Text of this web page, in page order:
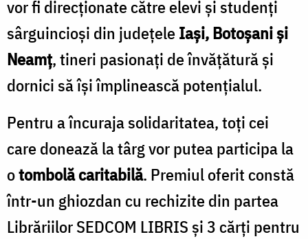
vor fi direcționate către elevi și studenți
sârguincioși din județeleIași, Botoșani și
Neamț, tineri pasionați de învățătură și
dornici să își împlinească potențialul.
Pentru a încuraja solidaritatea, toți cei
care donează la târg vor putea participa la
otombolă caritabilă. Premiul oferit constă
într-un ghiozdan cu rechizite din partea
Librăriilor SEDCOM LIBRIS și 3 cărți pentru